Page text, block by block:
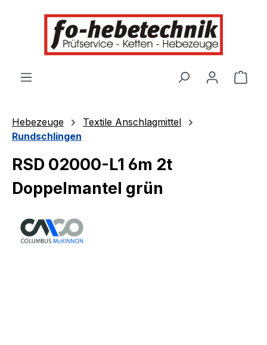
springen
Hebezeuge
Textile Anschlagmittel
Rundschlingen
RSD 02000-L1 6m 2t
Doppelmantel grün